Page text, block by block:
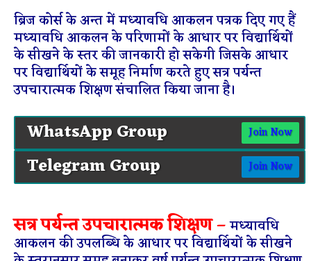
ब्रिज कोर्स के अन्त में मध्यावधि आकलन पत्रक दिए गए हैं
मध्यावधि आकलन के परिणामों के आधार पर विद्यार्थियों
के सीखने के स्तर की जानकारी हो सकेगी जिसके आधार
पर विद्यार्थियों के समूह निर्माण करते हुए सत्र पर्यन्त
उपचारात्मक शिक्षण संचालित किया जाना है।
WhatsApp Group Join Now
Telegram Group Join Now
सत्र पर्यन्त उपचारात्मक शिक्षण –मध्यावधि
आकलन की उपलब्धि के आधार पर विद्यार्थियों के सीखने